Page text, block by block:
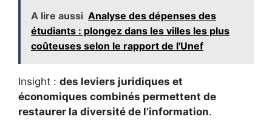
A lire aussi Analyse des dépenses des
étudiants : plongez dans les villes les plus
coûteuses selon le rapport de l'Unef
Insight : des leviers juridiques et
économiques combinés permettent de
restaurer la diversité de l’information.